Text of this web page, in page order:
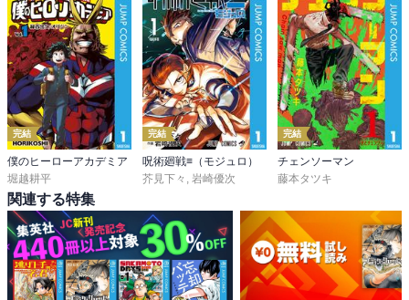
完結
僕のヒーローアカデミア
堀越耕平
完結
呪術廻戦≡（モジュロ）
芥見下々
岩崎優次
完結
チェンソーマン
藤本タツキ
関連する特集